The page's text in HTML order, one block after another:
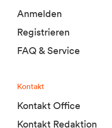
Anmelden
Registrieren
FAQ & Service
Kontakt
Kontakt Office
Kontakt Redaktion